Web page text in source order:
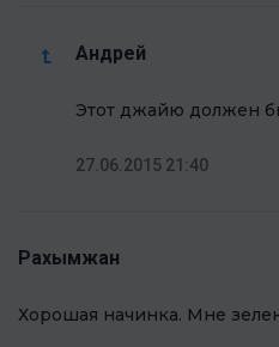
Андрей
Этот джайю должен
27.06.2015 21:40
Рахымжан
Хорошая начинка. Мне